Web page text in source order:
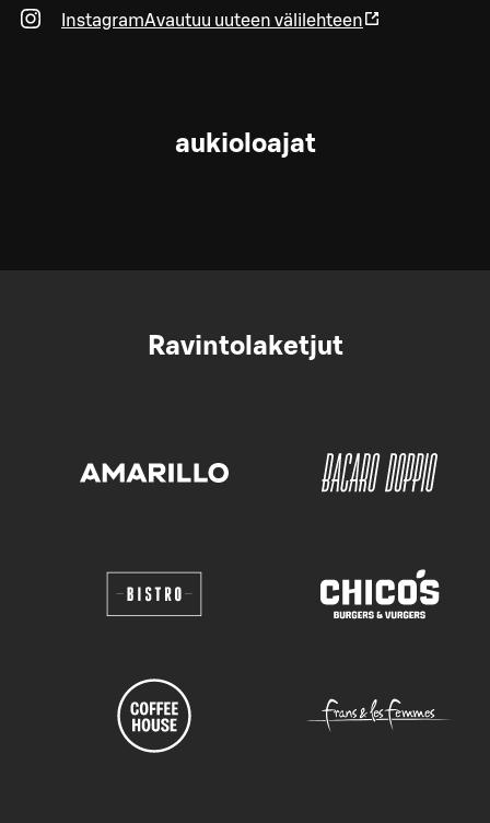
InstagramAvautuu uuteen välilehteen
aukioloajat
Ravintolaketjut